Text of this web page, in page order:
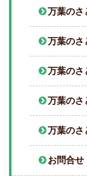
万葉のさ
万葉のさ
万葉のさ
万葉のさ
万葉のさ
お問合せ